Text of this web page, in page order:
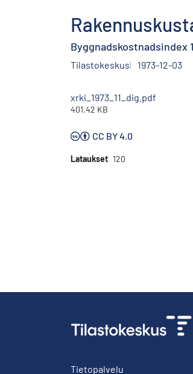
Byggnadskostnadsindex
Tilastokeskus 1973-12-03
xrki_1973_11_dig.pdf
401.42 KB
CC BY 4.0
Lataukset 120
Tietopalvelu